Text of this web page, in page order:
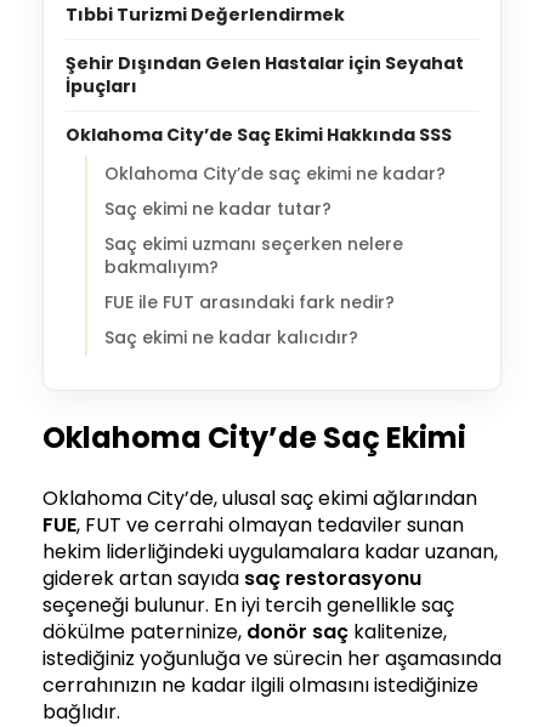
Tıbbi Turizmi Değerlendirmek
Şehir Dışından Gelen Hastalar için Seyahat
İpuçları
Oklahoma City’de Saç Ekimi Hakkında SSS
Oklahoma City’de saç ekimi ne kadar?
Saç ekimi ne kadar tutar?
Saç ekimi uzmanı seçerken nelere
bakmalıyım?
FUE ile FUT arasındaki fark nedir?
Saç ekimi ne kadar kalıcıdır?
Oklahoma City’de Saç Ekimi
Oklahoma City’de, ulusal saç ekimi ağlarından
FUE, FUT ve cerrahi olmayan tedaviler sunan
hekim liderliğindeki uygulamalara kadar uzanan,
giderek artan sayıda saç restorasyonu
seçeneği bulunur. En iyi tercih genellikle saç
dökülme paterninize, donör saç kalitenize,
istediğiniz yoğunluğa ve sürecin her aşamasında
cerrahınızın ne kadar ilgili olmasını istediğinize
bağlıdır.